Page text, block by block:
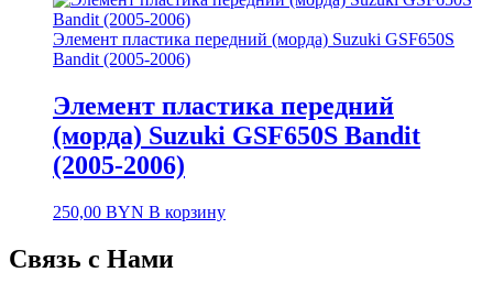
Элемент пластика передний (морда) Suzuki GSF650S
Bandit (2005-2006)
Элемент пластика передний
(морда) Suzuki GSF650S Bandit
(2005-2006)
250,00 BYN В корзину
Связь с Нами